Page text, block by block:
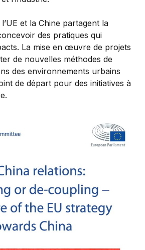
et la Chine partagent la
des pratiques qui
La mise en œuvre de projets
de nouvelles méthodes de
des environnements urbains
de départ pour des initiatives à